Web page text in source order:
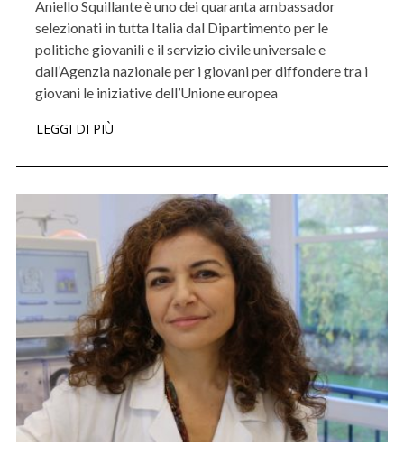
Aniello Squillante è uno dei quaranta ambassador
selezionati in tutta Italia dal Dipartimento per le
politiche giovanili e il servizio civile universale e
dall’Agenzia nazionale per i giovani per diffondere tra i
giovani le iniziative dell’Unione europea
LEGGI DI PIÙ